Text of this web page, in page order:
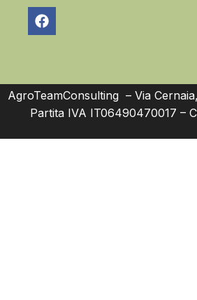
AgroTeamConsulting – Via
Partita IVA IT06490470017 –